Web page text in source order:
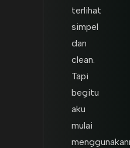
terlihat
simpel
dan
clean.
Tapi
begitu
aku
mulai